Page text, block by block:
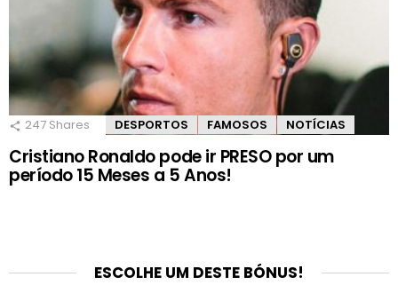
247 Shares DESPORTOS FAMOSOS NOTÍCIAS
Cristiano Ronaldo pode ir PRESO por um
período 15 Meses a 5 Anos!
ESCOLHE UM DESTE BÓNUS!